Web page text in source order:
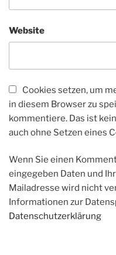
Website
Cookies setzen, um
in diesem Browser zu
kommentiere. Das ist
auch ohne Setzen eines
Wenn Sie einen
eingegeben Daten und
Mailadresse wird nicht
Informationen zur
Datenschutzerklärung